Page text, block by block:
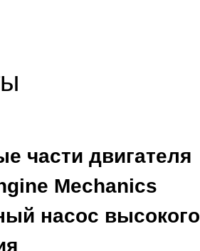
части двигателя
Mechanics
насос высокого